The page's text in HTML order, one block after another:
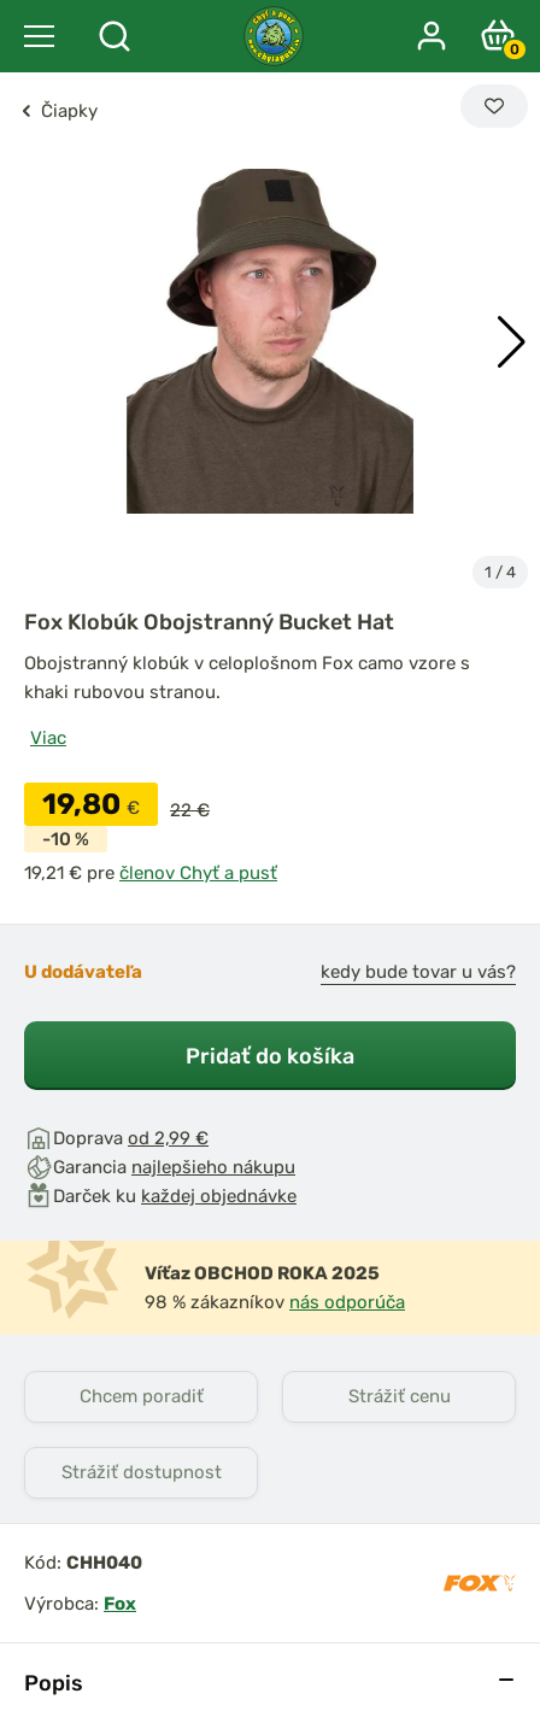
0
Čiapky
1 / 4
Popis
Fox Klobúk Obojstranný Bucket Hat
Obojstranný klobúk v celoplošnom Fox camo vzore s
khaki rubovou stranou.
Viac
19,80 €
22 €
-10 %
pre členov Chyť a pusť
U dodávateľa kedy bude tovar u vás?
Pridať do košíka
Doprava od 2,99 €
Garancia najlepšieho nákupu
Darček ku každej objednávke
Víťaz OBCHOD ROKA 2025
98 % zákazníkov nás odporúča
Chcem poradiť Strážiť cenu
Strážiť dostupnost
Kód: CHH040
Výrobca: Fox